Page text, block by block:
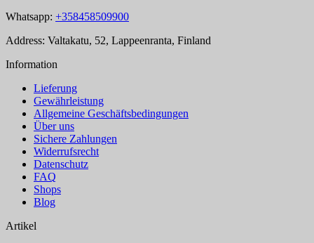
Whatsapp: +358458509900
Address: Valtakatu, 52, Lappeenranta, Finland
Information
Lieferung
Gewährleistung
Allgemeine Geschäftsbedingungen
Über uns
Sichere Zahlungen
Widerrufsrecht
Datenschutz
FAQ
Shops
Blog
Artikel